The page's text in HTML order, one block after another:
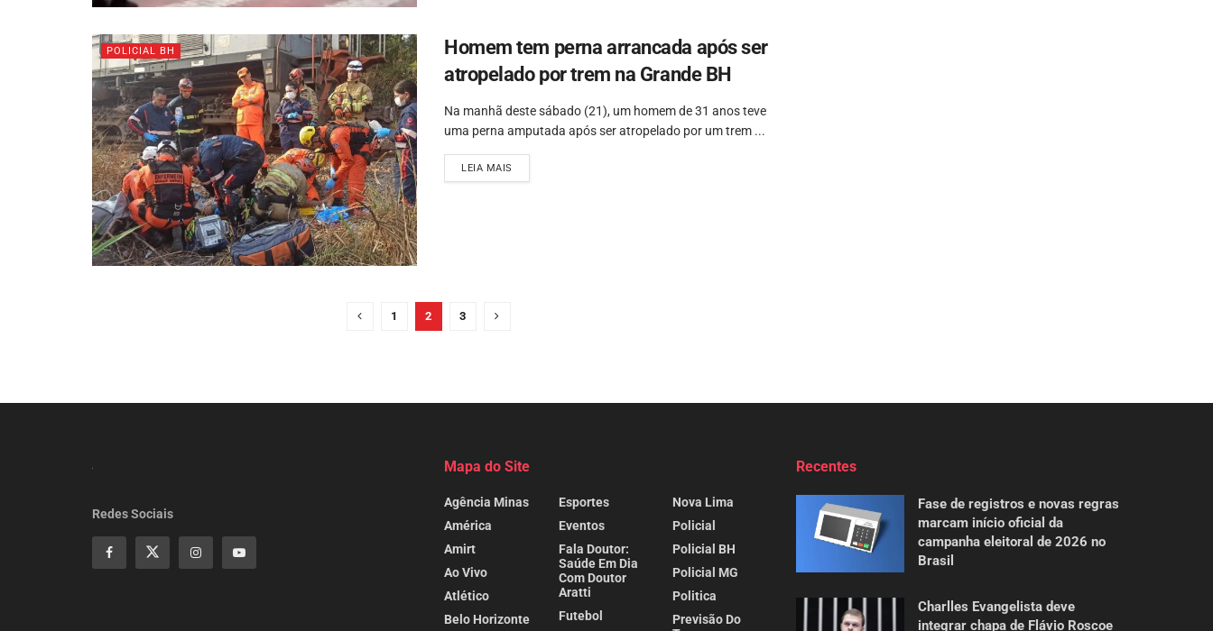
POLICIAL BH
Homem tem perna arrancada após ser
atropelado por trem na Grande BH
Na manhã deste sábado (21), um homem de 31 anos teve
uma perna amputada após ser atropelado por um trem ...
LEIA MAIS
1 2 3
Redes Sociais
Mapa do Site
Agência Minas
América
Amirt
Ao Vivo
Atlético
Belo Horizonte
Esportes
Eventos
Fala Doutor:
Saúde Em Dia
Com Doutor
Aratti
Futebol
Nova Lima
Policial
Policial BH
Policial MG
Politica
Previsão Do
Recentes
Fase de registros e novas regras
marcam início oficial da
campanha eleitoral de 2026 no
Brasil
Charlles Evangelista deve
integrar chapa de Flávio Roscoe